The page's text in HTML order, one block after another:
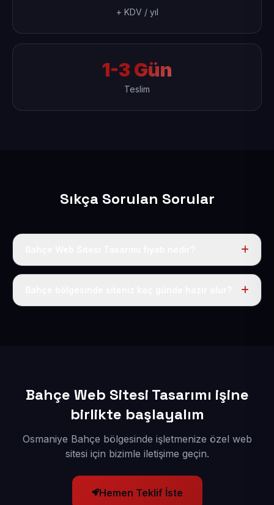
+ KDV / yıl
1-3 Gün
Teslim
Sıkça Sorulan Sorular
Tek fiyat uygulanır: yıllık 50 USD + KDV. Bu bedele alan
Bahçe Web Sitesi Tasarımı işine
birlikte başlayalım
Osmaniye Bahçe bölgesinde işletmenize özel web
sitesi için bizimle iletişime geçin.
Hemen Teklif İste